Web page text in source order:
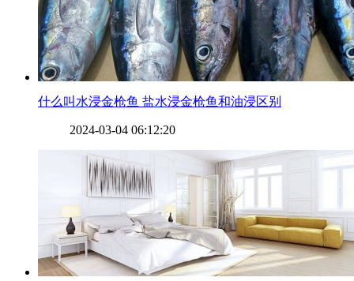
​什么叫水浸金枪鱼 盐水浸金枪鱼和油浸区别
2024-03-04 06:12:20